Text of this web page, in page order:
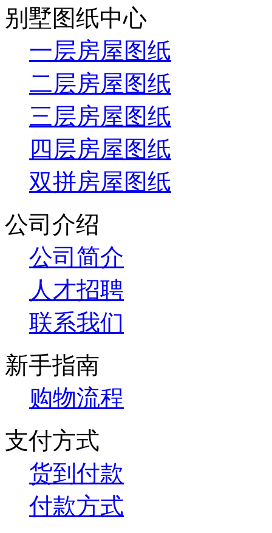
别墅图纸中心
一层房屋图纸
二层房屋图纸
三层房屋图纸
四层房屋图纸
双拼房屋图纸
公司介绍
公司简介
人才招聘
联系我们
新手指南
购物流程
支付方式
货到付款
付款方式